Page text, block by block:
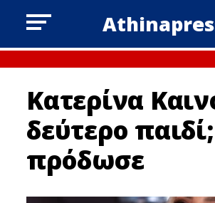
Κατερίνα
δεύτερο
πρόδωσε